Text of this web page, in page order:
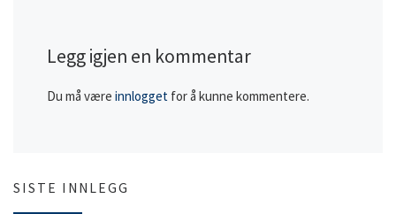
Legg igjen en kommentar
Du må være innlogget for å kunne kommentere.
SISTE INNLEGG